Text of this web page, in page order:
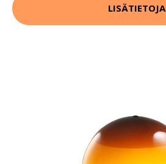
LISÄTIETOJA